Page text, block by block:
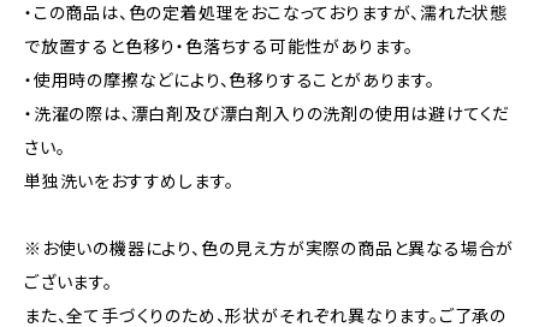
・この商品は、色の定着処理をおこなっておりますが、濡れた状態
で放置すると色移り・色落ちする可能性があります。
・使用時の摩擦などにより、色移りすることがあります。
・洗濯の際は、漂白剤及び漂白剤入りの洗剤の使用は避けてくだ
さい。
単独洗いをおすすめします。
※お使いの機器により、色の見え方が実際の商品と異なる場合が
ございます。
また、全て手づくりのため、形状がそれぞれ異なります。ご了承の